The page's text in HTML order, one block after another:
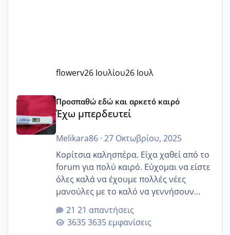
flowerv26 Ιουλίου26 Ιουλ
Έχω μπερδευτεί
Προσπαθώ εδώ και αρκετό καιρό
Έχω μπερδευτεί
Melikara86· 27 Οκτωβρίου, 2025
Κορίτσια καλησπέρα. Είχα χαθεί από το
forum για πολύ καιρό. Εύχομαι να είστε
όλες καλά να έχουμε πολλές νέες
μανούλες με το καλό να γεννήσουν
αυτές που ήδη περιμένουν. Να πάρουν
γερα μωράκια στην αγκαλίτσα τους
🙏🏼🙏🏼 Ας πάμε λοιπόν στο θέμα μου.
21 απαντήσεις
3635 εμφανίσεις